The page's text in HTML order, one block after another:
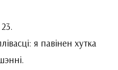
я павінен хутка